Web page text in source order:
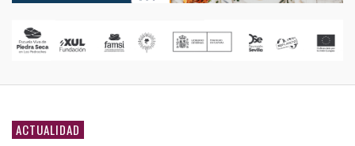
ACTUALIDAD